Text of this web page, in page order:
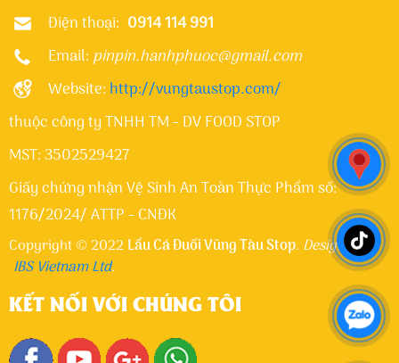
Điện thoại: 0914 114 991
Email:pinpin.hanhphuoc@gmail.com
Website: http://vungtaustop.com/
thuộc công ty TNHH TM - DV FOOD STOP
MST: 3502529427
Giấy chứng nhận Vệ Sinh An Toàn Thực Phẩm số:
1176/2024/ ATTP - CNĐK
Copyright © 2022Lẩu Cá Đuối Vũng Tàu Stop. Designed by
IBS Vietnam Ltd.
KẾT NỐI VỚI CHÚNG TÔI